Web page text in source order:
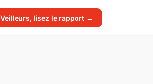
Veilleurs, lisez le rapport →